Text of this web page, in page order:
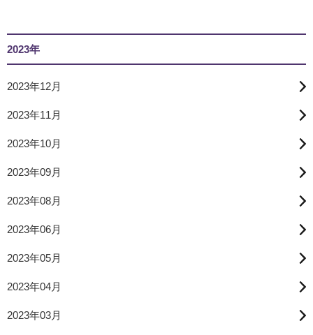
2023年
2023年12月
2023年11月
2023年10月
2023年09月
2023年08月
2023年06月
2023年05月
2023年04月
2023年03月